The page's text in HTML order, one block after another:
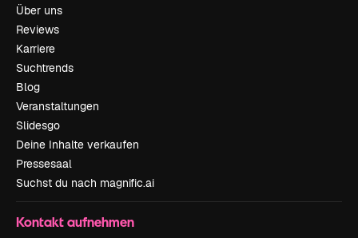
Über uns
Reviews
Karriere
Suchtrends
Blog
Veranstaltungen
Slidesgo
Deine Inhalte verkaufen
Pressesaal
Suchst du nach magnific.ai
Kontakt aufnehmen